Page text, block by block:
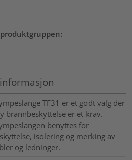
TF31 er et godt valg der
brannbeskyttelse er et krav.
benyttes for
isolering og merking av
og ledninger.